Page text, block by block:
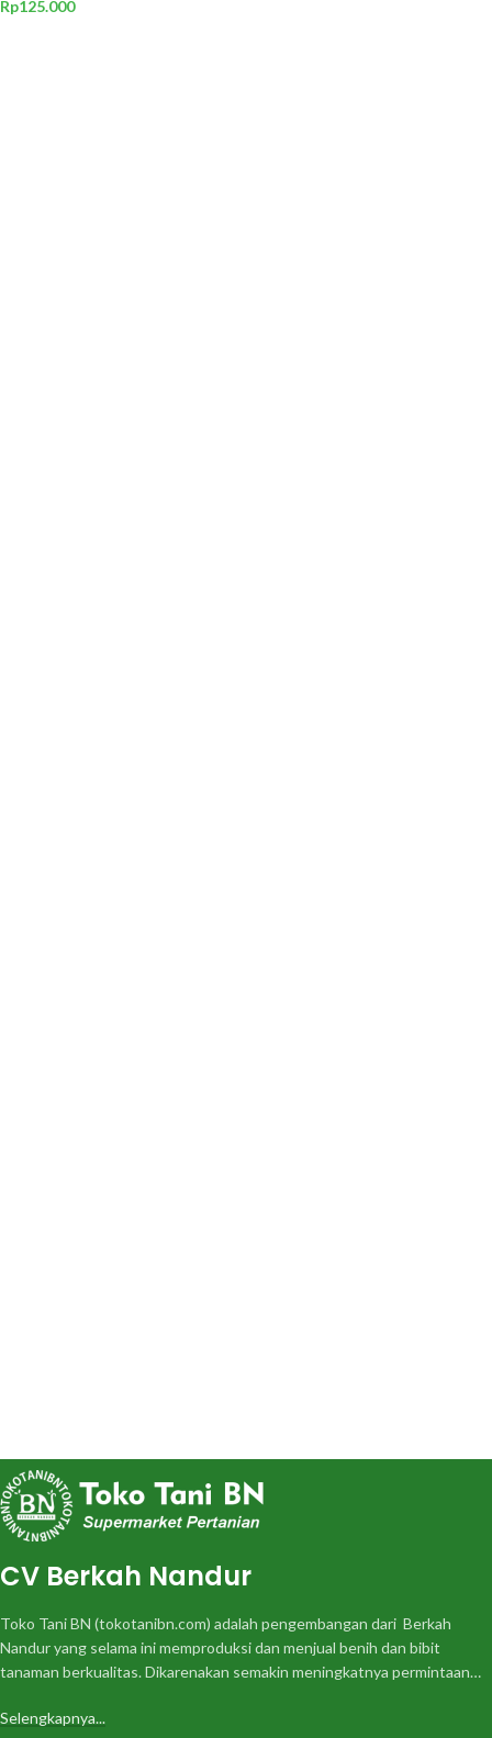
Rp125.000
CV Berkah Nandur
Toko Tani BN (tokotanibn.com) adalah pengembangan dari Berkah
Nandur yang selama ini memproduksi dan menjual benih dan bibit
tanaman berkualitas. Dikarenakan semakin meningkatnya permintaan…
Selengkapnya...